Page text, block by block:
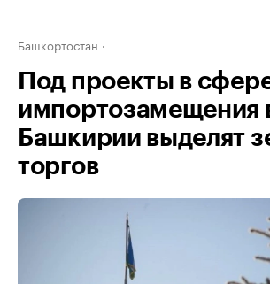
Башкортостан
Под проекты в
импортозамещения
Башкирии выделят
торгов